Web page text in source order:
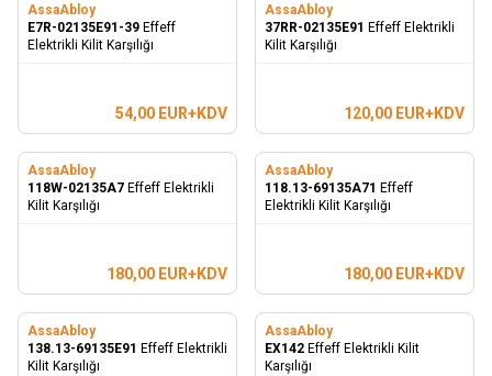
AssaAbloy
E7R-02135E91-39 Effeff
Elektrikli Kilit Karşılığı
54,00 EUR+KDV
AssaAbloy
37RR-02135E91 Effeff Elektrikli
Kilit Karşılığı
120,00 EUR+KDV
AssaAbloy
118W-02135A7 Effeff Elektrikli
Kilit Karşılığı
180,00 EUR+KDV
AssaAbloy
118.13-69135A71 Effeff
Elektrikli Kilit Karşılığı
180,00 EUR+KDV
AssaAbloy
138.13-69135E91 Effeff Elektrikli
Kilit Karşılığı
AssaAbloy
EX142 Effeff Elektrikli Kilit
Karşılığı